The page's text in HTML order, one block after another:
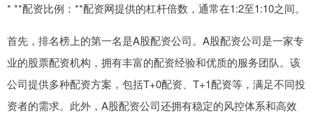
* **配资比例：**配资网提供的杠杆倍数，通常在1:2至1:10之间。
首先，排名榜上的第一名是A股配资公司。A股配资公司是一家专
业的股票配资机构，拥有丰富的配资经验和优质的服务团队。该
公司提供多种配资方案，包括T+0配资、T+1配资等，满足不同投
资者的需求。此外，A股配资公司还拥有稳定的风控体系和高效